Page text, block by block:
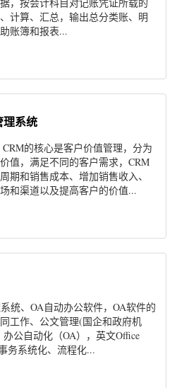
计算、汇总，输出总分类账、明
账簿和报表...
理系统
的核心是客户价值管理，分为
值，满足不同的客户需求，CRM
期和销售成本、增加销售收入、
和渠道以及提高客户的价值...
统、OA自动办公软件，OA软件的
工作、公文管理(国企和政府机
公自动化（OA），英文Office
务系统化、流程化...